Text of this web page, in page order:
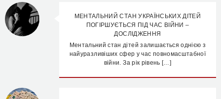
МЕНТАЛЬНИЙ СТАН УКРАЇНСЬКИХ ДІТЕЙ
ПОГІРШУЄТЬСЯ ПІД ЧАС ВІЙНИ –
ДОСЛІДЖЕННЯ
Ментальний стан дітей залишається однією з
найуразливіших сфер у час повномасштабної
війни. За рік рівень […]